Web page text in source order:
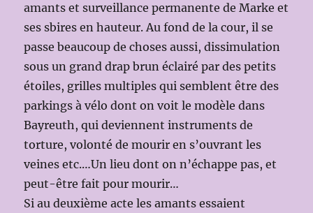
amants et surveillance permanente de Marke et
ses sbires en hauteur. Au fond de la cour, il se
passe beaucoup de choses aussi, dissimulation
sous un grand drap brun éclairé par des petits
étoiles, grilles multiples qui semblent être des
parkings à vélo dont on voit le modèle dans
Bayreuth, qui deviennent instruments de
torture, volonté de mourir en s’ouvrant les
veines etc.…Un lieu dont on n’échappe pas, et
peut-être fait pour mourir…
Si au deuxième acte les amants essaient